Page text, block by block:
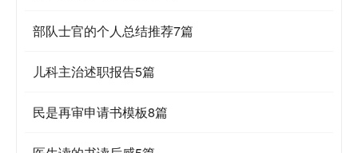
部队士官的个人总结推荐7篇
儿科主治述职报告5篇
民是再审申请书模板8篇